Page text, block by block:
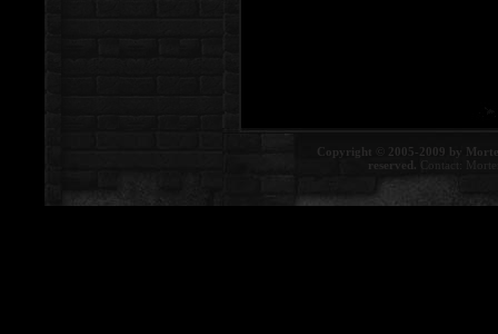
Copyright © 2005-2009 by
reserved. Contact: